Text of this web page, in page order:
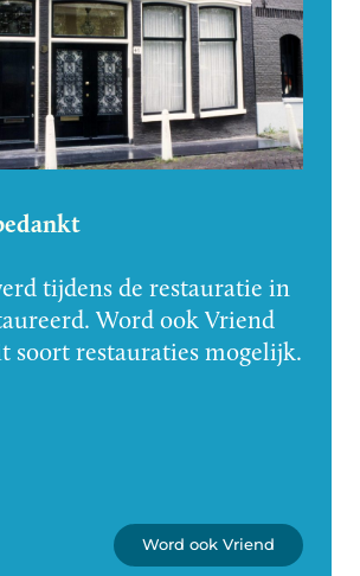
tijdens de restauratie in
Word ook Vriend
soort restauraties mogelijk.
Word ook Vriend